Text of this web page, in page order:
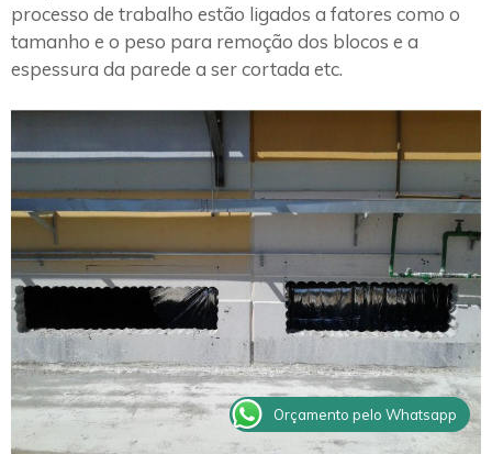
processo de trabalho estão ligados a fatores como o
tamanho e o peso para remoção dos blocos e a
espessura da parede a ser cortada etc.
Orçamento pelo Whatsapp